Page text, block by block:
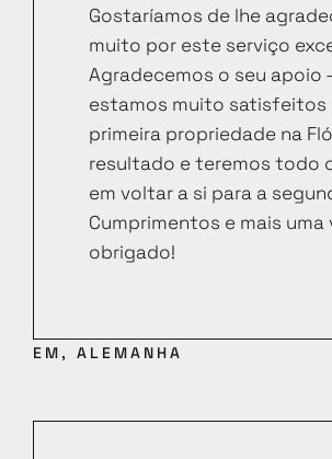
Gostaríamos de lhe
muito por este serviço
Agradecemos o seu apoio
estamos muito satisfeitos
primeira propriedade na
resultado e teremos todo
em voltar a si para a
Cumprimentos e mais uma
obrigado!
EM, ALEMANHA